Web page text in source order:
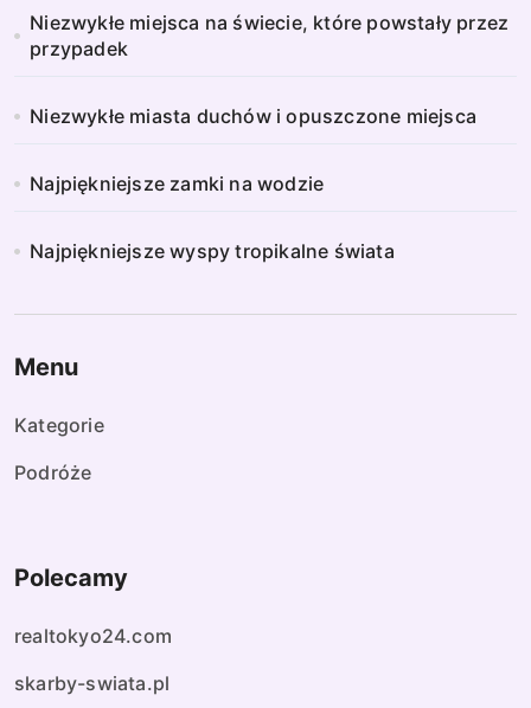
Niezwykłe miejsca na świecie, które powstały przez
przypadek
Niezwykłe miasta duchów i opuszczone miejsca
Najpiękniejsze zamki na wodzie
Najpiękniejsze wyspy tropikalne świata
Menu
Kategorie
Podróże
Polecamy
realtokyo24.com
skarby-swiata.pl